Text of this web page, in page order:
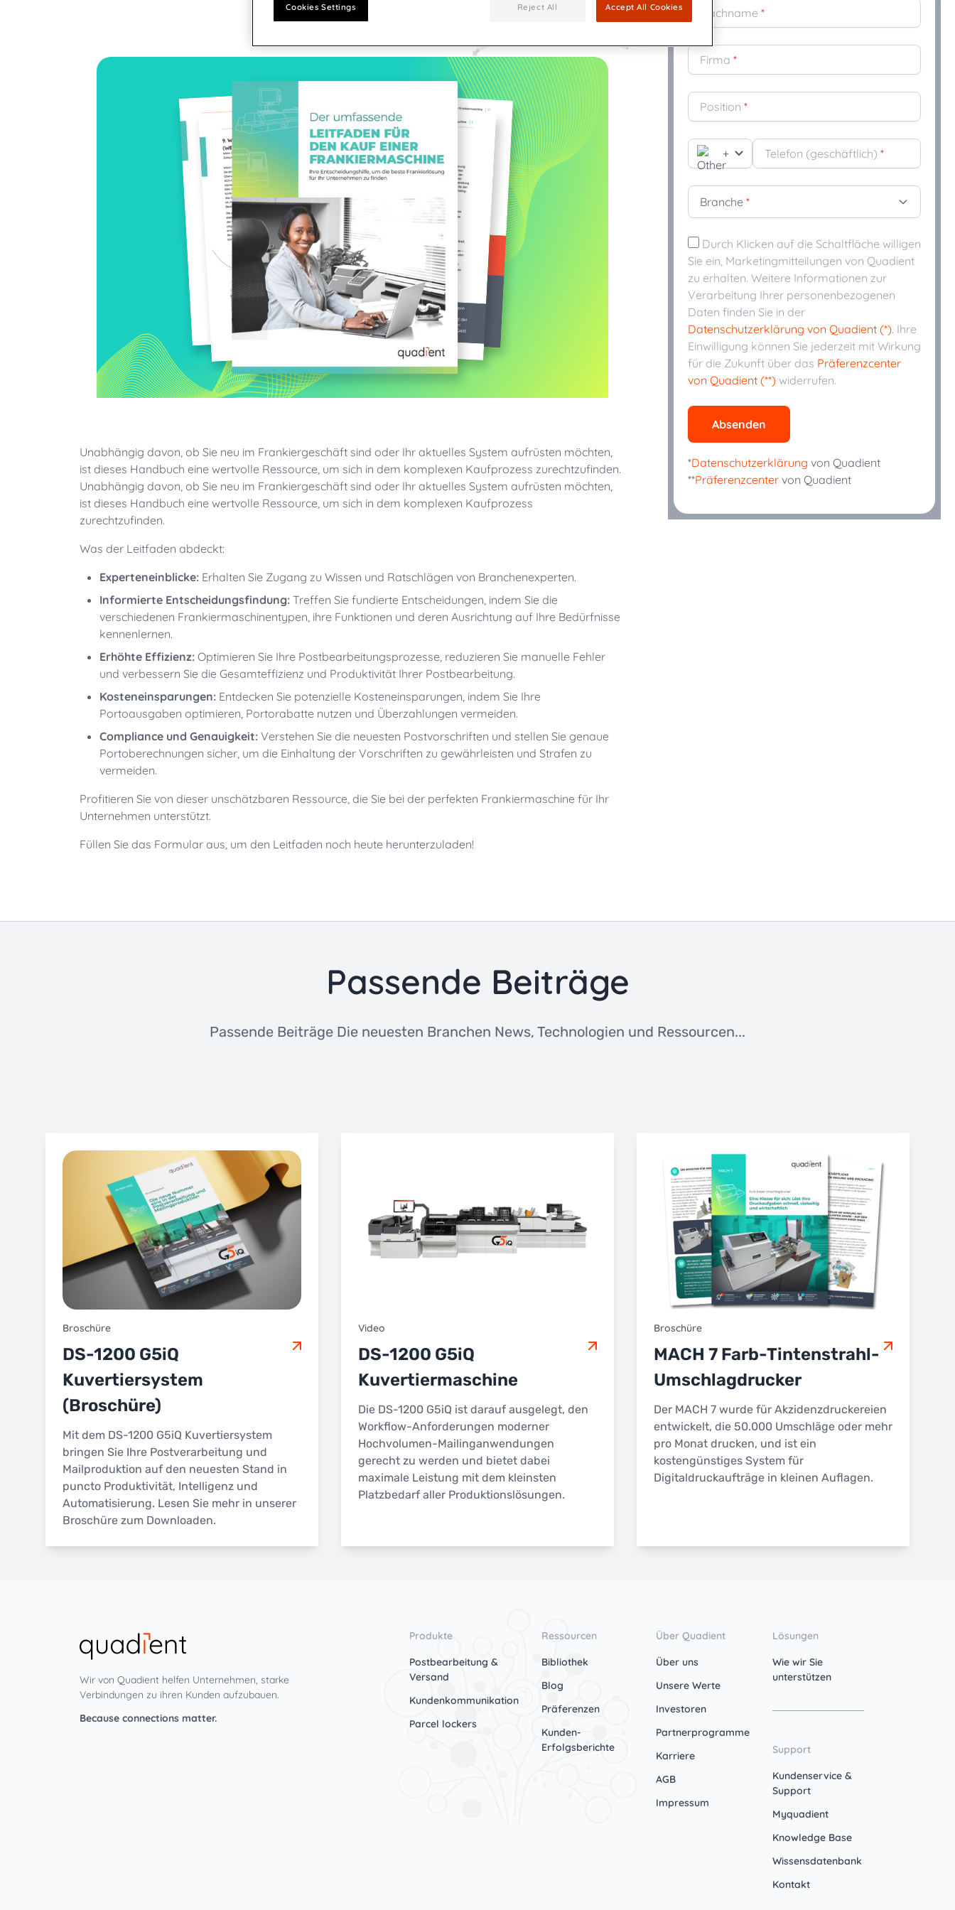
United States
Tinte & Zubehör
Indien
Die Vereinigten Staaten
Nachname *
Firma *
Position *
+ Telefon (geschäftlich) *
Branche *
Durch Klicken auf die Schaltfläche willigen
Sie ein, Marketingmitteilungen von Quadient
zu erhalten. Weitere Informationen zur
Verarbeitung Ihrer personenbezogenen
Daten finden Sie in der
Datenschutzerklärung von Quadient (*). Ihre
Einwilligung können Sie jederzeit mit Wirkung
für die Zukunft über das Präferenzcenter
von Quadient (**) widerrufen.
Absenden
*Datenschutzerklärung von Quadient
**Präferenzcenter von Quadient
Unabhängig davon, ob Sie neu im Frankiergeschäft sind oder Ihr aktuelles System aufrüsten möchten,
ist dieses Handbuch eine wertvolle Ressource, um sich in dem komplexen Kaufprozess zurechtzufinden.
Unabhängig davon, ob Sie neu im Frankiergeschäft sind oder Ihr aktuelles System aufrüsten möchten,
ist dieses Handbuch eine wertvolle Ressource, um sich in dem komplexen Kaufprozess
zurechtzufinden.
Was der Leitfaden abdeckt:
Experteneinblicke: Erhalten Sie Zugang zu Wissen und Ratschlägen von Branchenexperten.
Informierte Entscheidungsfindung: Treffen Sie fundierte Entscheidungen, indem Sie die
verschiedenen Frankiermaschinentypen, ihre Funktionen und deren Ausrichtung auf Ihre Bedürfnisse
kennenlernen.
Erhöhte Effizienz: Optimieren Sie Ihre Postbearbeitungsprozesse, reduzieren Sie manuelle Fehler
und verbessern Sie die Gesamteffizienz und Produktivität Ihrer Postbearbeitung.
Kosteneinsparungen: Entdecken Sie potenzielle Kosteneinsparungen, indem Sie Ihre
Portoausgaben optimieren, Portorabatte nutzen und Überzahlungen vermeiden.
Compliance und Genauigkeit: Verstehen Sie die neuesten Postvorschriften und stellen Sie genaue
Portoberechnungen sicher, um die Einhaltung der Vorschriften zu gewährleisten und Strafen zu
vermeiden.
Profitieren Sie von dieser unschätzbaren Ressource, die Sie bei der perfekten Frankiermaschine für Ihr
Unternehmen unterstützt.
Füllen Sie das Formular aus, um den Leitfaden noch heute herunterzuladen!
Passende Beiträge
Passende Beiträge Die neuesten Branchen News, Technologien und Ressourcen...
Broschüre
DS-1200 G5iQ
Kuvertiersystem
(Broschüre)
Mit dem DS-1200 G5iQ Kuvertiersystem
bringen Sie Ihre Postverarbeitung und
Mailproduktion auf den neuesten Stand in
puncto Produktivität, Intelligenz und
Automatisierung. Lesen Sie mehr in unserer
Broschüre zum Downloaden.
Video
DS-1200 G5iQ
Kuvertiermaschine
Die DS-1200 G5iQ ist darauf ausgelegt, den
Workflow-Anforderungen moderner
Hochvolumen-Mailinganwendungen
gerecht zu werden und bietet dabei
maximale Leistung mit dem kleinsten
Platzbedarf aller Produktionslösungen.
Broschüre
MACH 7 Farb-Tintenstrahl-
Umschlagdrucker
Der MACH 7 wurde für Akzidenzdruckereien
entwickelt, die 50.000 Umschläge oder mehr
pro Monat drucken, und ist ein
kostengünstiges System für
Digitaldruckaufträge in kleinen Auflagen.
Wir von Quadient helfen Unternehmen, starke
Verbindungen zu ihren Kunden aufzubauen.
Because connections matter.
Produkte
Postbearbeitung &
Versand
Kundenkommunikation
Parcel lockers
Ressourcen
Bibliothek
Blog
Präferenzen
Kunden-
Erfolgsberichte
Über Quadient
Über uns
Unsere Werte
Investoren
Partnerprogramme
Karriere
AGB
Impressum
Lösungen
Wie wir Sie
unterstützen
Support
Kundenservice &
Support
Myquadient
Knowledge Base
Wissensdatenbank
Kontakt
Cookies Settings Reject All Accept All Cookies